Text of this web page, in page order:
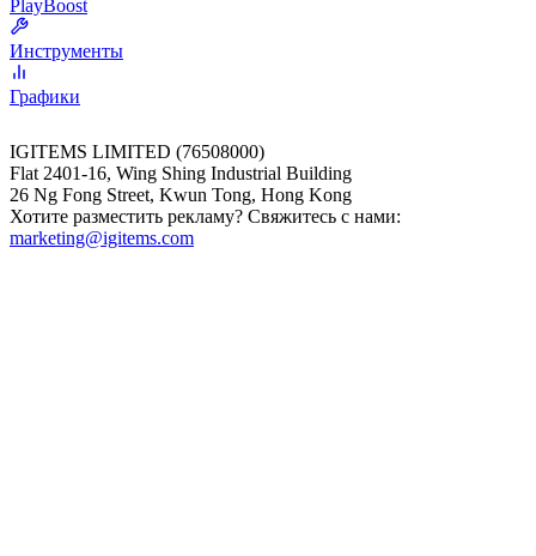
PlayBoost
Инструменты
Графики
IGITEMS LIMITED (76508000)
Flat 2401-16, Wing Shing Industrial Building
26 Ng Fong Street, Kwun Tong, Hong Kong
Хотите разместить рекламу? Свяжитесь с нами:
marketing@igitems.com